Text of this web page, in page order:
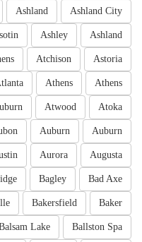
Ashland City
Ashland
Ashland
Ashley
Astoria
Atchison
Athens
Athens
Atoka
Atwood
Auburn
Auburn
Augusta
Aurora
Bad Axe
Bagley
Baker
Bakersfield
Ballston Spa
Lake